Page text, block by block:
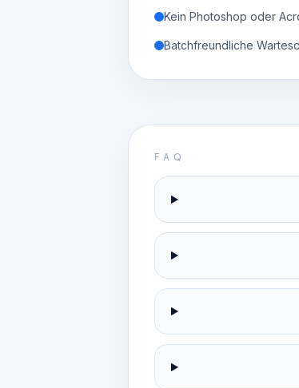
Kein Photoshop oder
Batchfreundliche
FAQ